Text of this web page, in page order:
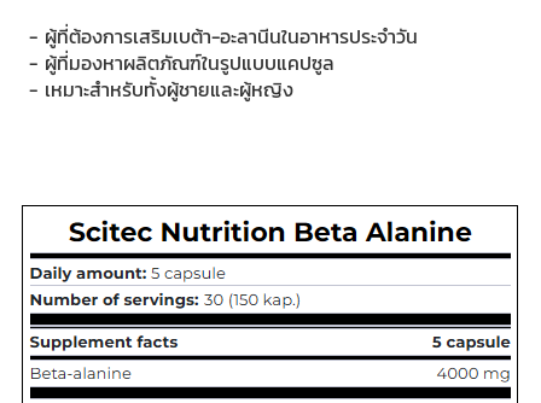
- ผู้ที่ต้องการเสริมเบต้า-อะลานีนในอาหารประจำวัน
- ผู้ที่มองหาผลิตภัณฑ์ในรูปแบบแคปซูล
- เหมาะสำหรับทั้งผู้ชายและผู้หญิง